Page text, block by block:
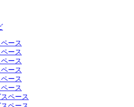
ース
ース
ース
ース
ース
ース
ペース